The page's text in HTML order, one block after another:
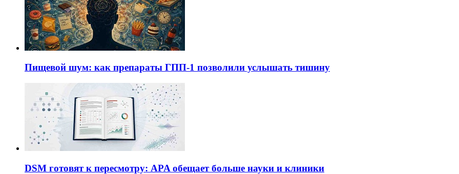
Пищевой шум: как препараты ГПП-1 позволили услышать тишину
DSM готовят к пересмотру: APA обещает больше науки и клиники